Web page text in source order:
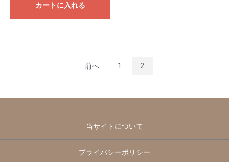
カートに入れる
前へ 1 2
当サイトについて
プライバシーポリシー